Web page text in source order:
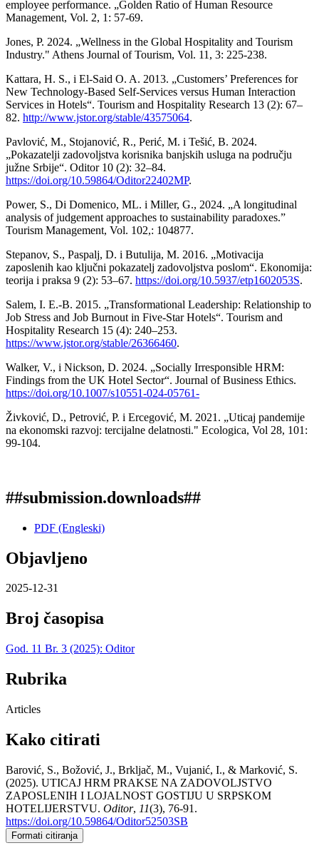
employee performance. „Golden Ratio of Human Resource
Management, Vol. 2, 1: 57-69.
Jones, P. 2024. „Wellness in the Global Hospitality and Tourism
Industry." Athens Journal of Tourism, Vol. 11, 3: 225-238.
Kattara, H. S., i El-Said O. A. 2013. „Customers’ Preferences for
New Technology-Based Self-Services versus Human Interaction
Services in Hotels“. Tourism and Hospitality Research 13 (2): 67–
82. http://www.jstor.org/stable/43575064.
Pavlović, M., Stojanović, R., Perić, M. i Tešić, B. 2024.
„Pokazatelji zadovoljstva korisnika banjskih usluga na području
južne Srbije“. Oditor 10 (2): 32–84.
https://doi.org/10.59864/Oditor22402MP.
Power, S., Di Domenico, ML. i Miller, G., 2024. „A longitudinal
analysis of judgement approaches to sustainability paradoxes.”
Tourism Management, Vol. 102,: 104877.
Stepanov, S., Paspalj, D. i Butulija, M. 2016. „Motivacija
zaposlenih kao ključni pokazatelj zadovoljstva poslom“. Ekonomija:
teorija i praksa 9 (2): 53–67. https://doi.org/10.5937/etp1602053S.
Salem, I. E.-B. 2015. „Transformational Leadership: Relationship to
Job Stress and Job Burnout in Five-Star Hotels“. Tourism and
Hospitality Research 15 (4): 240–253.
https://www.jstor.org/stable/26366460.
Walker, V., i Nickson, D. 2024. „Socially Irresponsible HRM:
Findings from the UK Hotel Sector“. Journal of Business Ethics.
https://doi.org/10.1007/s10551-024-05761-
Živković, D., Petrović, P. i Ercegović, M. 2021. „Uticaj pandemije
na ekonomski razvoj: tercijalne delatnosti." Ecologica, Vol 28, 101:
99-104.
##submission.downloads##
PDF (Engleski)
Objavljeno
2025-12-31
Broj časopisa
God. 11 Br. 3 (2025): Oditor
Rubrika
Articles
Kako citirati
Barović, S., Božović, J., Brkljač, M., Vujanić, I., & Marković, S.
(2025). UTICAJ HRM PRAKSE NA ZADOVOLJSTVO
ZAPOSLENIH I LOJALNOST GOSTIJU U SRPSKOM
HOTELIJERSTVU. Oditor, 11(3), 76-91.
https://doi.org/10.59864/Oditor52503SB
Formati citiranja